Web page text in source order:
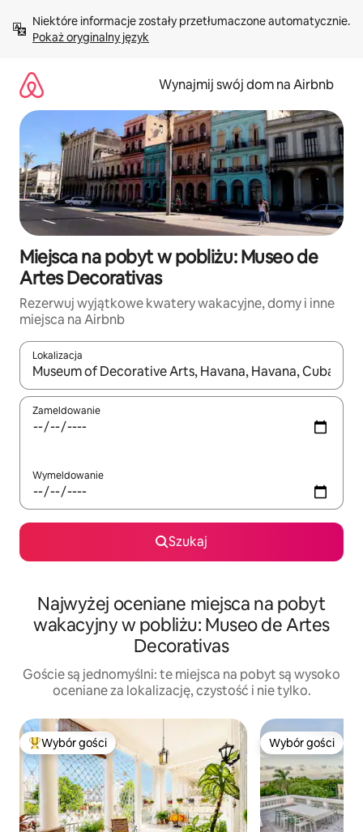
treści Pokaż oryginalny język
Wynajmij swój dom na Airbnb
Miejsca na pobyt w pobliżu: Museo de
Artes Decorativas
Rezerwuj wyjątkowe kwatery wakacyjne, domy i inne
miejsca na Airbnb
Lokalizacja
Gdy wyniki będą dostępne, możesz poruszać się po nich za
Zameldowanie
Wymeldowanie
Szukaj
Najwyżej oceniane miejsca na pobyt
wakacyjny w pobliżu: Museo de Artes
Decorativas
Goście są jednomyślni: te miejsca na pobyt są wysoko
oceniane za lokalizację, czystość i nie tylko.
Najpopularniejsze z kategorii Wybór gości
Wybór gości Wybór gości
Wybór gości